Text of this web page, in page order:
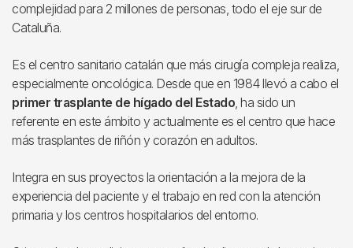
complejidad para 2 millones de personas, todo el eje sur de
Cataluña.
Es el centro sanitario catalán que más cirugía compleja realiza,
especialmente oncológica. Desde que en 1984 llevó a cabo el
primer trasplante de hígado del Estado, ha sido un
referente en este ámbito y actualmente es el centro que hace
más trasplantes de riñón y corazón en adultos.
Integra en sus proyectos la orientación a la mejora de la
experiencia del paciente y el trabajo en red con la atención
primaria y los centros hospitalarios del entorno.